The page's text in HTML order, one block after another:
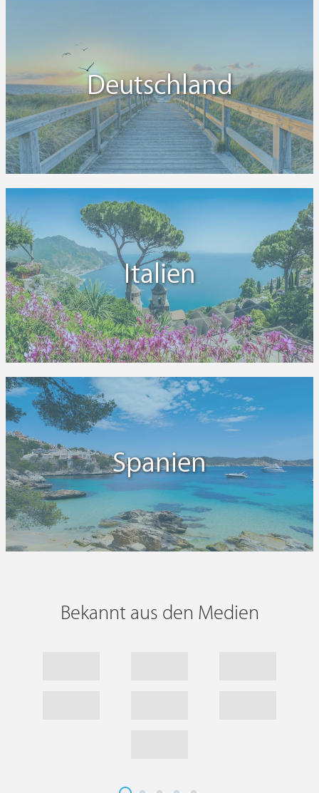
Deutschland
Italien
Spanien
Bekannt aus den Medien